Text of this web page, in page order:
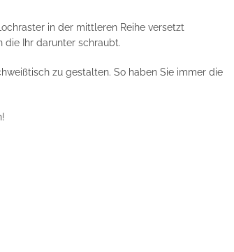
in der mittleren Reihe versetzt
die Ihr darunter schraubt.
zu gestalten. So haben Sie immer die